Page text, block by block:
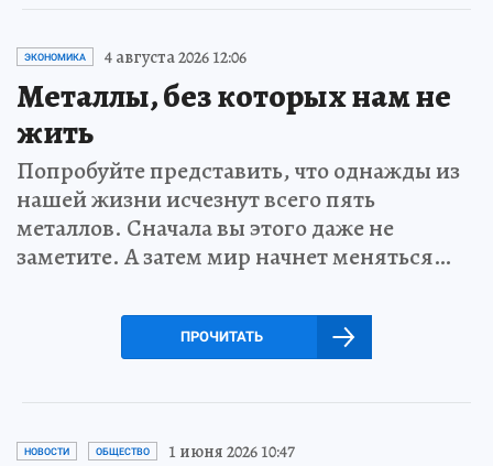
ЭКОНОМИКА 4 августа 2026 12:06
Металлы, без которых нам не
жить
Попробуйте представить, что однажды из
нашей жизни исчезнут всего пять
металлов. Сначала вы этого даже не
заметите. А затем мир начнет меняться…
ПРОЧИТАТЬ
НОВОСТИ ОБЩЕСТВО 1 июня 2026 10:47